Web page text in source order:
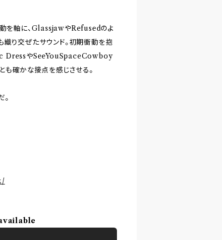
を軸に、GlassjawやRefusedのよ
織り交ぜたサウンド。初期衝動を抱
DressやSeeYouSpaceCowboy
も確かな接点を感じさせる。